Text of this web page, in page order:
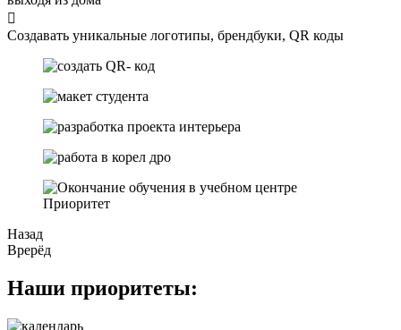
Создавать уникальные логотипы, брендбуки, QR коды
Назад
Врерёд
Наши приоритеты: